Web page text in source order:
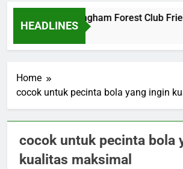
HEADLINES
vs Nottingham Forest Club
Hours Ago
Home
cocok untuk pecinta bola yang ingin
cocok untuk pecinta bola
kualitas maksimal